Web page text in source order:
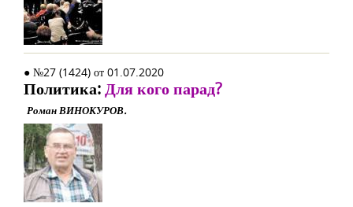
● №27 (1424) от 01.07.2020
Политика:Для кого парад?
Роман ВИНОКУРОВ.